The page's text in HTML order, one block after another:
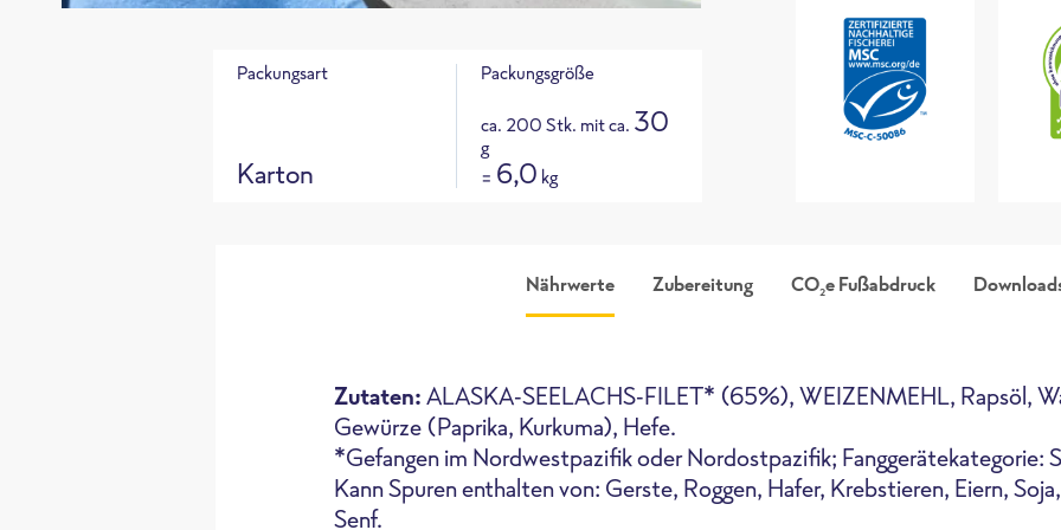
Packungsart
Karton
Packungsgröße
ca. 200 Stk. mit ca. 30
g
= 6,0 kg
Nährwerte Zubereitung CO2e Fußabdruck
Zutaten:ALASKA-SEELACHS-FILET* (65%), WEIZENMEHL, Rapsöl,
Gewürze (Paprika, Kurkuma), Hefe.
*Gefangen im Nordwestpazifik oder Nordostpazifik; Fanggerätekategorie:
Kann Spuren enthalten von: Gerste, Roggen, Hafer, Krebstieren, Eiern,
Senf.
Ofen Highspeed-Ofen Fritteuse Pfanne
Produktabbildung